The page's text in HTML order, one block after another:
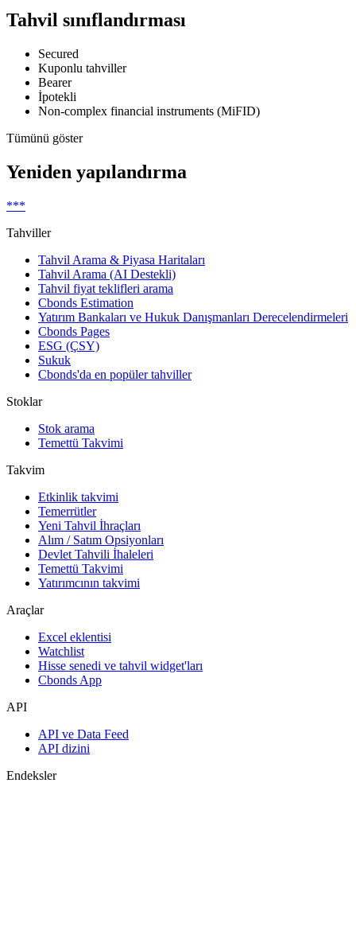
Tahvil sınıflandırması
Secured
Kuponlu tahviller
Bearer
İpotekli
Non-complex financial instruments (MiFID)
Tümünü göster
Yeniden yapılandırma
***
Tahviller
Tahvil Arama & Piyasa Haritaları
Tahvil Arama (AI Destekli)
Tahvil fiyat teklifleri arama
Cbonds Estimation
Yatırım Bankaları ve Hukuk Danışmanları Derecelendirmeleri
Cbonds Pages
ESG (ÇSY)
Sukuk
Cbonds'da en popüler tahviller
Stoklar
Stok arama
Temettü Takvimi
Takvim
Etkinlik takvimi
Temerrütler
Yeni Tahvil İhraçları
Alım / Satım Opsiyonları
Devlet Tahvili İhaleleri
Temettü Takvimi
Yatırımcının takvimi
Araçlar
Excel eklentisi
Watchlist
Hisse senedi ve tahvil widget'ları
Cbonds App
API
API ve Data Feed
API dizini
Endeksler